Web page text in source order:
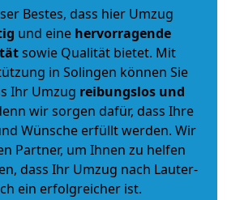
Bestes, dass hier Umzug
und eine hervorragende
sowie Qualität bietet. Mit
in Solingen können Sie
Ihr Umzug reibungslos und
wir sorgen dafür, dass Ihre
Wünsche erfüllt werden. Wir
Partner, um Ihnen zu helfen
dass Ihr Umzug nach Lauter-
ein erfolgreicher ist.